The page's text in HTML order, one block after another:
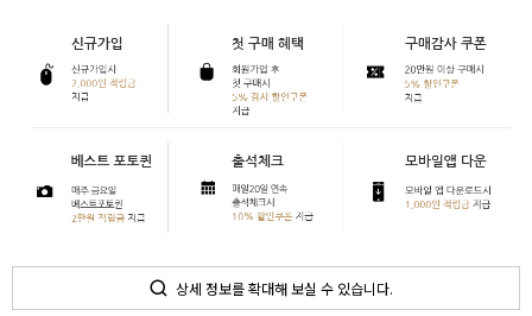
상세 정보를 확대해 보실 수 있습니다.